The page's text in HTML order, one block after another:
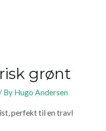
grønt
By Hugo Andersen
perfekt til en travl